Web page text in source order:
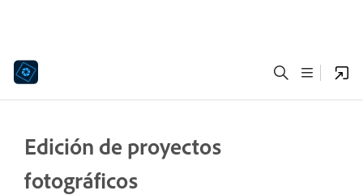
Edición de proyectos
fotográficos